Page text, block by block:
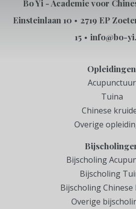
Bo Yi - Academie voor
Einsteinlaan 10
2719 EP
15
info@bo-
Opleidingen
Acupunctuur
Tuina
Chinese
Overige
Bijscholing
Bijscholing
Bijscholing
Overige